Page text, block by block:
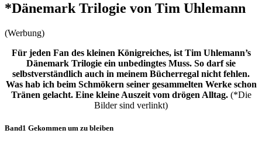
*Dänemark Trilogie von Tim Uhlemann
(Werbung)
Für jeden Fan des kleinen Königreiches, ist Tim Uhlemann’s
Dänemark Trilogie ein unbedingtes Muss. So darf sie
selbstverständlich auch in meinem Bücherregal nicht fehlen.
Was hab ich beim Schmökern seiner gesammelten Werke schon
Tränen gelacht. Eine kleine Auszeit vom drögen Alltag. (*Die
Bilder sind verlinkt)
Band1 Gekommen um zu bleiben